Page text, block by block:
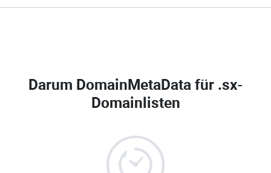
Darum DomainMetaData für .sx-
Domainlisten